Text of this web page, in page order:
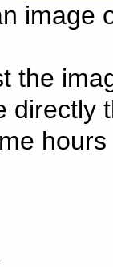
image
the
directly